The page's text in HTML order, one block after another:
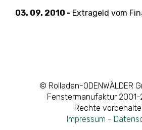
03. 09. 2010 - Extrageld vom
© Rolladen-ODENWÄLDER
Fenstermanufaktur
Rechte
Impressum -